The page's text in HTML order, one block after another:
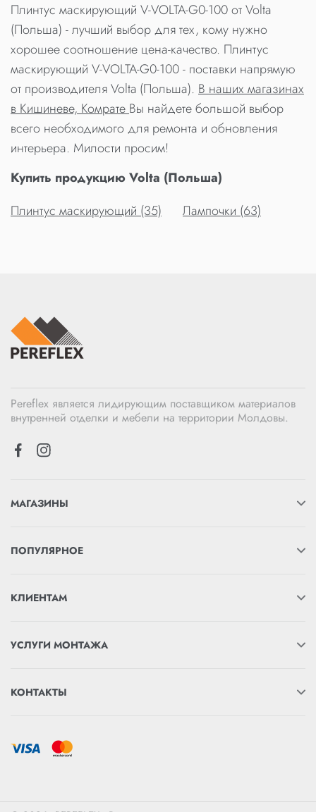
Плинтус маскирующий V-VOLTA-G0-100 от Volta
(Польша) - лучший выбор для тех, кому нужно
хорошее соотношение цена-качество. Плинтус
маскирующий V-VOLTA-G0-100 - поставки напрямую
от производителя Volta (Польша). В наших магазинах
в Кишиневе, КомратеВы найдете большой выбор
всего необходимого для ремонта и обновления
интерьера. Милости просим!
Купить продукцию Volta (Польша)
Плинтус маскирующий (35)
Лампочки (63)
Pereflex является лидирующим поставщиком материалов
внутренней отделки и мебели на территории Молдовы.
МАГАЗИНЫ
ПОПУЛЯРНОЕ
КЛИЕНТАМ
УСЛУГИ МОНТАЖА
КОНТАКТЫ